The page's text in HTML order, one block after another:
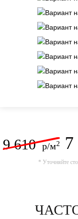
9 610 р/м2 7
* Уточняйте